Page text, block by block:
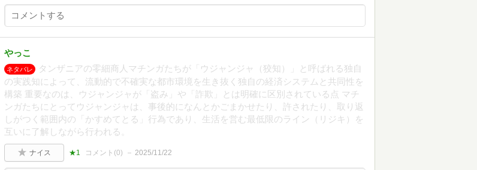
やっこ
ネタバレ
タンザニアの零細商人マチンガたちが「ウジャンジャ（狡知）」と呼ばれる独自
の実践知によって、流動的で不確実な都市環境を生き抜く独自の経済システムと共同性を
構築 重要なのは、ウジャンジャが「盗み」や「詐欺」とは明確に区別されている点 マチ
ンガたちにとってウジャンジャは、事後的になんとかごまかせたり、許されたり、取り返
しがつく範囲内の「かすめてとる」行為であり、生活を営む最低限のライン（リジキ）を
互いに了解しながら行われる。
ナイス ★1 コメント(0) 2025/11/22